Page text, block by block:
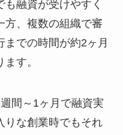
融資が受けやすく
方、複数の組織で審
での時間が約2ヶ月
す。
間～1ヶ月で融資実
りな創業時でもそれ